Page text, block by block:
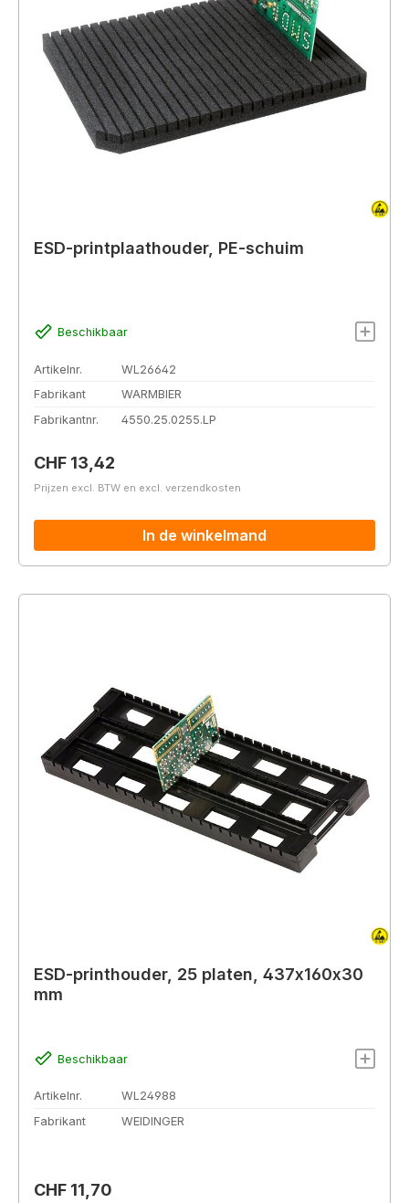
ESD-printplaathouder, PE-schuim
Beschikbaar
Artikelnr.
WL26642
Fabrikant
WARMBIER
Fabrikantnr.
4550.25.0255.LP
Normale prijs:
CHF 13,42
Prijzen excl. BTW en excl. verzendkosten
In de winkelmand
ESD-printhouder, 25 platen, 437x160x30
mm
Beschikbaar
Artikelnr.
WL24988
Fabrikant
WEIDINGER
Normale prijs:
CHF 11,70